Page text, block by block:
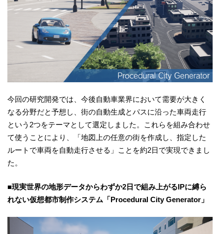
今回の研究開発では、今後自動車業界において需要が大きく
なる分野だと予想し、街の自動生成とパスに沿った車両走行
という2つをテーマとして選定しました。これらを組み合わせ
て使うことにより、「地図上の任意の街を作成し、指定した
ルートで車両を自動走行させる」ことを約2日で実現できまし
た。
■現実世界の地形データからわずか2日で組み上がるIPに縛ら
れない仮想都市制作システム「Procedural City Generator」